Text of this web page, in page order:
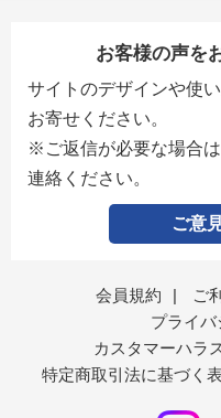
お客様の声を
サイトのデザインや使
お寄せください。
※ご返信が必要な場合は
連絡ください。
ご意
会員規約 | ご
プライ
カスタマーハラ
特定商取引法に基づく